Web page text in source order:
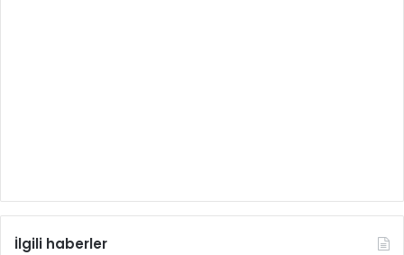
İlgili haberler